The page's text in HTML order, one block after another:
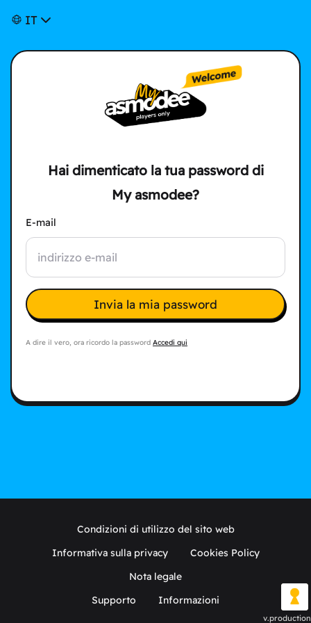
IT
Hai dimenticato la tua password di
My asmodee?
E-mail
Invia la mia password
A dire il vero, ora ricordo la password Accedi qui
Condizioni di utilizzo del sito web
Informativa sulla privacy
Cookies Policy
Nota legale
Supporto
Informazioni
v.production